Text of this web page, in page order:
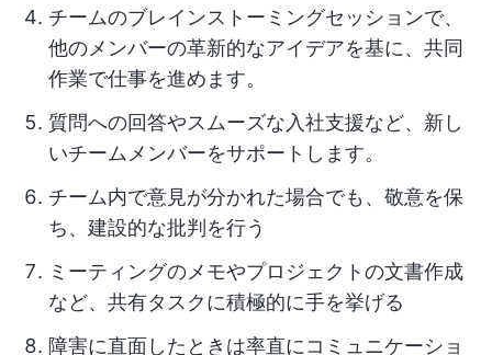
チームのブレインストーミングセッションで、
他のメンバーの革新的なアイデアを基に、共同
作業で仕事を進めます。
質問への回答やスムーズな入社支援など、新し
いチームメンバーをサポートします。
チーム内で意見が分かれた場合でも、敬意を保
ち、建設的な批判を行う
ミーティングのメモやプロジェクトの文書作成
など、共有タスクに積極的に手を挙げる
障害に直面したときは率直にコミュニケーショ